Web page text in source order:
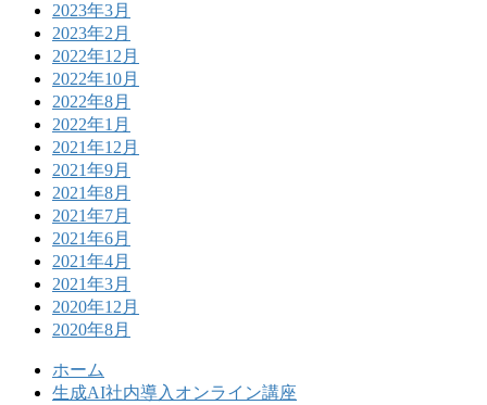
2023年3月
2023年2月
2022年12月
2022年10月
2022年8月
2022年1月
2021年12月
2021年9月
2021年8月
2021年7月
2021年6月
2021年4月
2021年3月
2020年12月
2020年8月
ホーム
生成AI社内導入オンライン講座